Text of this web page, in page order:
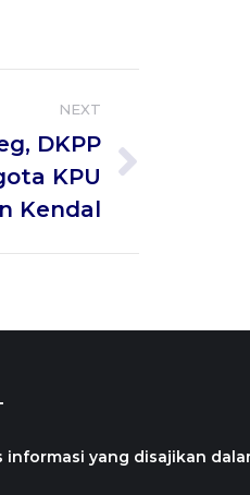
NEXT
DKPP
KPU
Kendal
informasi yang disajikan